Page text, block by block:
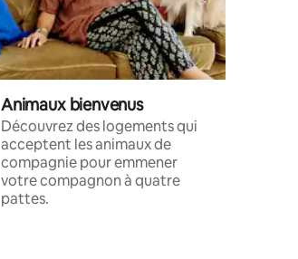
Animaux bienvenus
Découvrez des logements qui
acceptent les animaux de
compagnie pour emmener
votre compagnon à quatre
pattes.